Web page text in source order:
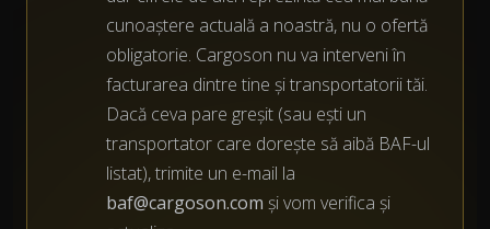
cunoaștere actuală a noastră, nu o ofertă
obligatorie. Cargoson nu va interveni în
facturarea dintre tine și transportatorii tăi.
Dacă ceva pare greșit (sau ești un
transportator care dorește să aibă BAF-ul
listat), trimite un e-mail la
baf@cargoson.com și vom verifica și